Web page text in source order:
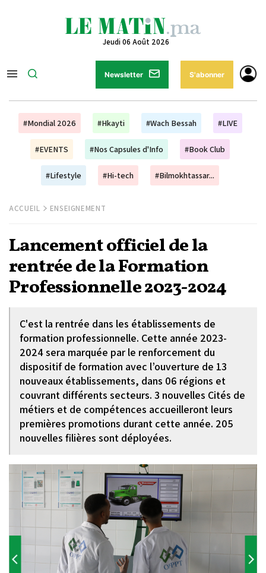
Jeudi 06 Août 2026
Newsletter S'abonner
#Mondial 2026 #Hkayti #Wach Bessah #LIVE
#EVENTS #Nos Capsules d'Info #Book Club
#Lifestyle #Hi-tech #Bilmokhtassar...
ACCUEIL ENSEIGNEMENT
Lancement officiel de la
rentrée de la Formation
Professionnelle 2023-2024
C'est la rentrée dans les établissements de
formation professionnelle. Cette année 2023-
2024 sera marquée par le renforcement du
dispositif de formation avec l’ouverture de 13
nouveaux établissements, dans 06 régions et
couvrant différents secteurs. 3 nouvelles Cités de
métiers et de compétences accueilleront leurs
premières promotions durant cette année. 205
nouvelles filières sont déployées.